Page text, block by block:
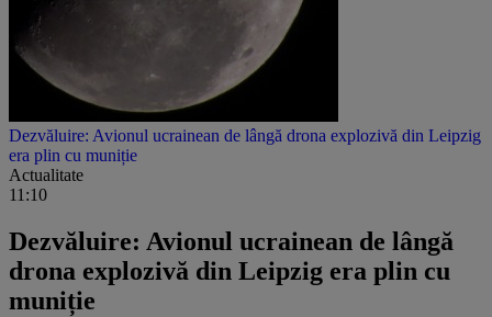
Dezvăluire: Avionul ucrainean de lângă drona explozivă din Leipzig
era plin cu muniție
Actualitate
11:10
Dezvăluire: Avionul ucrainean de lângă
drona explozivă din Leipzig era plin cu
muniție